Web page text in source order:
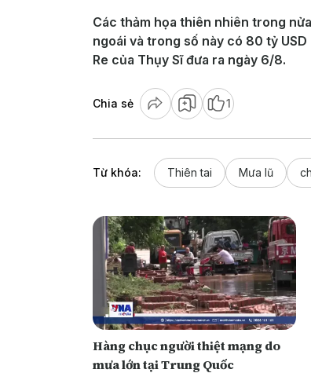
Các thảm họa thiên nhiên trong
ngoái và trong số này có 80 tỷ
Re của Thụy Sĩ đưa ra ngày 6/8.
Chia sẻ 1
Từ khóa: Thiên tai Mưa lũ
Hàng chục người thiệt mạng do
mưa lớn tại Trung Quốc